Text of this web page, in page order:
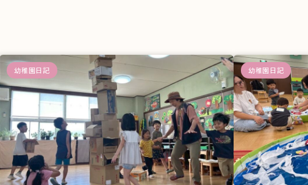
幼稚園日記 幼稚園日記